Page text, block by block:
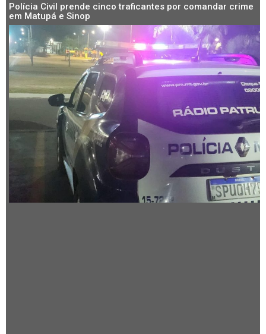
Polícia Civil prende cinco traficantes por comandar crime
em Matupá e Sinop